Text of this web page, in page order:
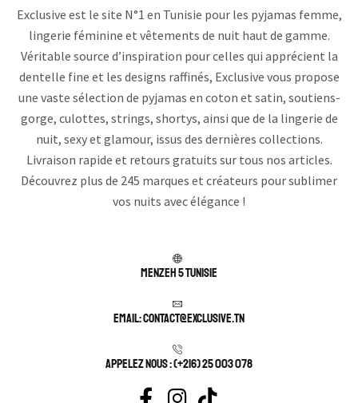
Exclusive est le site N°1 en Tunisie pour les pyjamas femme,
lingerie féminine et vêtements de nuit haut de gamme.
Véritable source d’inspiration pour celles qui apprécient la
dentelle fine et les designs raffinés, Exclusive vous propose
une vaste sélection de pyjamas en coton et satin, soutiens-
gorge, culottes, strings, shortys, ainsi que de la lingerie de
nuit, sexy et glamour, issus des dernières collections.
Livraison rapide et retours gratuits sur tous nos articles.
Découvrez plus de 245 marques et créateurs pour sublimer
vos nuits avec élégance !
Menzeh 5 TUNISIE
Email: contact@exclusive.tn
APPELEZ NOUS : (+216) 25 003 078